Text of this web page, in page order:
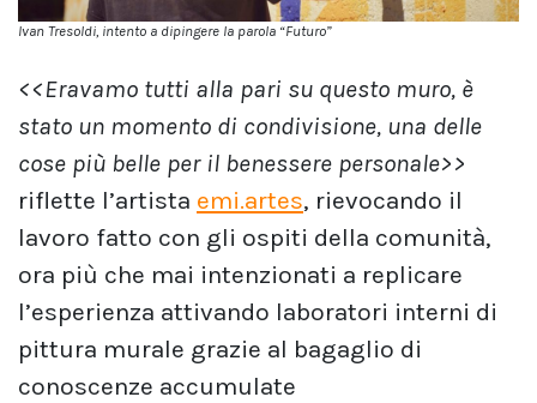
Ivan Tresoldi, intento a dipingere la parola “Futuro”
<<Eravamo tutti alla pari su questo muro, è
stato un momento di condivisione, una delle
cose più belle per il benessere personale>>
riflette l’artista emi.artes, rievocando il
lavoro fatto con gli ospiti della comunità,
ora più che mai intenzionati a replicare
l’esperienza attivando laboratori interni di
pittura murale grazie al bagaglio di
conoscenze accumulate